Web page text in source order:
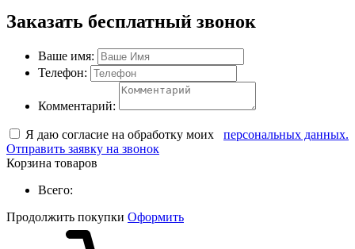
Заказать бесплатный звонок
Ваше имя:
Телефон:
Комментарий:
Я даю согласие на обработку моих
персональных данных.
Отправить заявку на звонок
Корзина товаров
Всего:
Продолжить покупки Оформить